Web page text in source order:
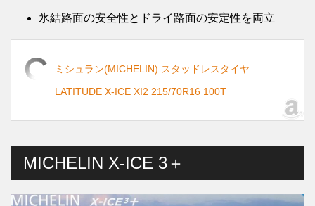
氷結路面の安全性とドライ路面の安定性を両立
ミシュラン(MICHELIN) スタッドレスタイヤ
LATITUDE X-ICE XI2 215/70R16 100T
MICHELIN X-ICE 3＋